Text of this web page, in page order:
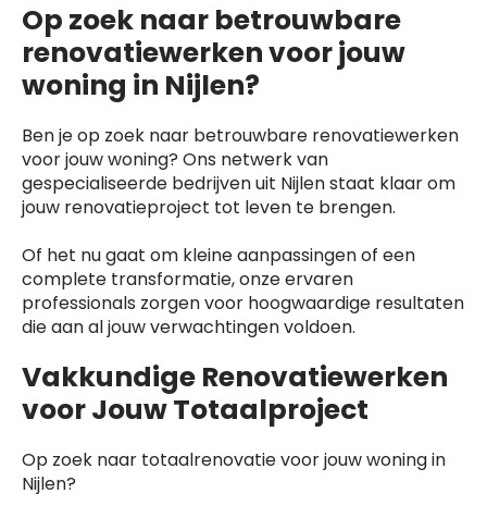
Op zoek naar betrouwbare
renovatiewerken voor jouw
woning in Nijlen?
Ben je op zoek naar betrouwbare renovatiewerken
voor jouw woning? Ons netwerk van
gespecialiseerde bedrijven uit Nijlen staat klaar om
jouw renovatieproject tot leven te brengen.
Of het nu gaat om kleine aanpassingen of een
complete transformatie, onze ervaren
professionals zorgen voor hoogwaardige resultaten
die aan al jouw verwachtingen voldoen.
Vakkundige Renovatiewerken
voor Jouw Totaalproject
Op zoek naar totaalrenovatie voor jouw woning in
Nijlen?